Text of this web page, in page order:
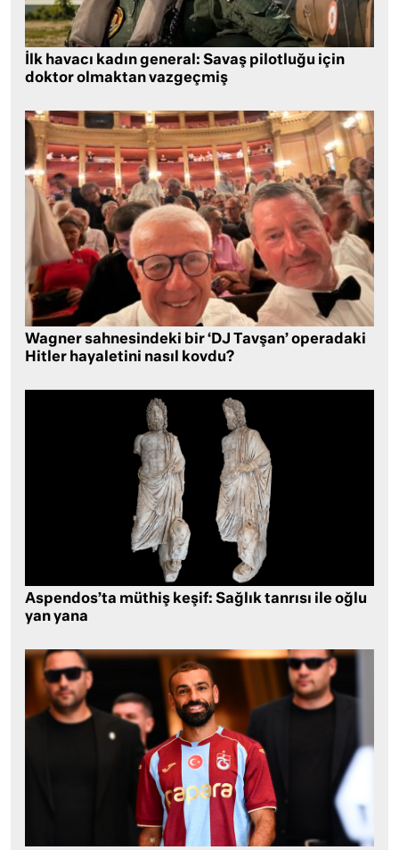
İlk havacı kadın general: Savaş pilotluğu için
doktor olmaktan vazgeçmiş
Wagner sahnesindeki bir ‘DJ Tavşan’ operadaki
Hitler hayaletini nasıl kovdu?
Aspendos’ta müthiş keşif: Sağlık tanrısı ile oğlu
yan yana